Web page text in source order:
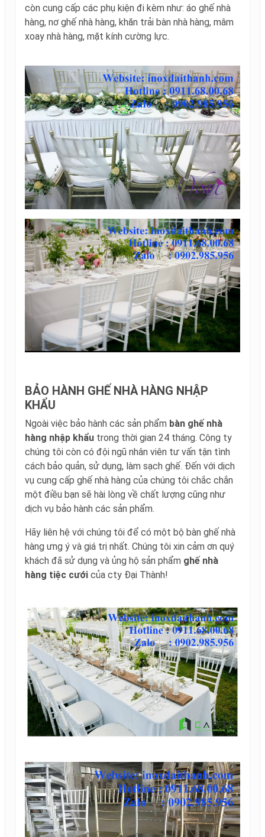
còn cung cấp các phụ kiện đi kèm như: áo ghế nhà
hàng, nơ ghế nhà hàng, khăn trải bàn nhà hàng, mâm
xoay nhà hàng, mặt kính cường lực.
BẢO HÀNH GHẾ NHÀ HÀNG NHẬP
KHẨU
Ngoài việc bảo hành các sản phẩm bàn ghế nhà
hàng nhập khẩu trong thời gian 24 tháng. Công ty
chúng tôi còn có đội ngũ nhân viên tư vấn tận tình
cách bảo quản, sử dụng, làm sạch ghế. Đến với dịch
vụ cung cấp ghế nhà hàng của chúng tôi chắc chắn
một điều bạn sẽ hài lòng về chất lượng cũng như
dịch vụ bảo hành các sản phẩm.
Hãy liên hệ với chúng tôi để có một bộ bàn ghế nhà
hàng ưng ý và giá trị nhất. Chúng tôi xin cảm ơn quý
khách đã sử dụng và ủng hộ sản phẩm ghế nhà
hàng tiệc cưới của cty Đại Thành!